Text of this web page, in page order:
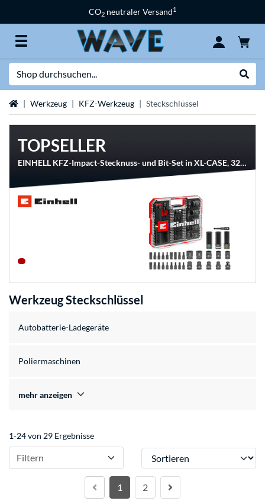
CO2 neutraler Versand1
StartseiteWerkzeug KFZ-Werkzeug Steckschlüssel
TOPSELLER
EINHELL KFZ-Impact-Stecknuss- und Bit-Set in XL-CASE, 32-teilig, Bit-Satz
Werkzeug Steckschlüssel
Autobatterie-Ladegeräte
Poliermaschinen
mehr anzeigen
1-24 von 29 Ergebnisse
Filtern Sortieren
1 2